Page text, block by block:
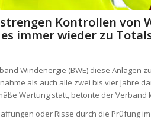
Kontrollen von
immer wieder zu
Windenergie (BWE) diese Anlagen
als auch alle zwei bis vier Jahre
Wartung statt, betonte der Verband
oder Risse durch die Prüfung